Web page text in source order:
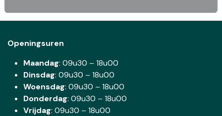
Openingsuren
Maandag: 09u30 – 18u00
Dinsdag: 09u30 – 18u00
Woensdag: 09u30 – 18u00
Donderdag: 09u30 – 18u00
Vrijdag: 09u30 – 18u00